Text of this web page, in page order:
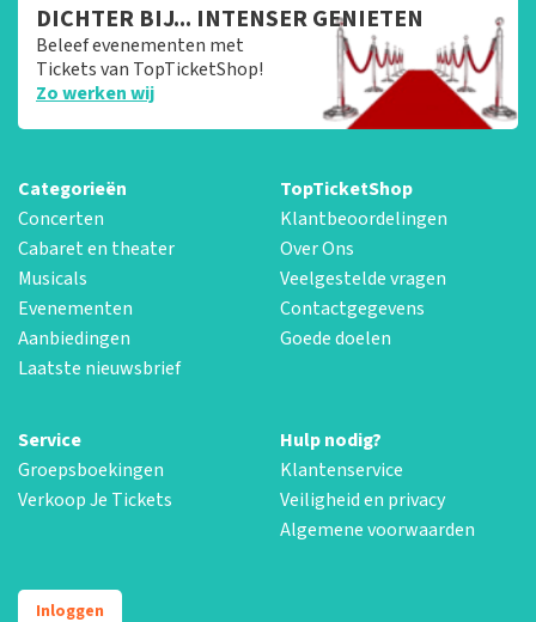
DICHTER BIJ... INTENSER GENIETEN
Beleef evenementen met
Tickets van TopTicketShop!
Zo werken wij
Categorieën
Concerten
Cabaret en theater
Musicals
Evenementen
Aanbiedingen
Laatste nieuwsbrief
TopTicketShop
Klantbeoordelingen
Over Ons
Veelgestelde vragen
Contactgegevens
Goede doelen
Service
Groepsboekingen
Verkoop Je Tickets
Hulp nodig?
Klantenservice
Veiligheid en privacy
Algemene voorwaarden
Inloggen